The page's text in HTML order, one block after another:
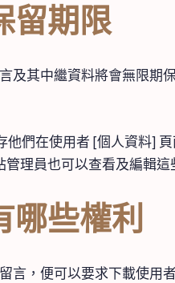
留期限
及其中繼資料將會無限
們在使用者 [個人資料]
理員也可以查看及編輯這
些權利
言，便可以要求下載使